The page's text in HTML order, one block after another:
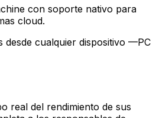
con soporte nativo para
cloud.
desde cualquier dispositivo —PC
real del rendimiento de sus